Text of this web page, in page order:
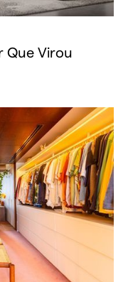
Que Virou